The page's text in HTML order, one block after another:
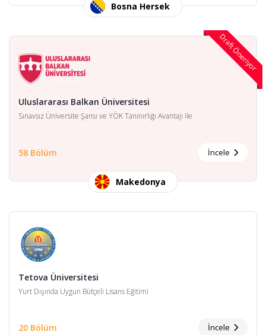
Bosna Hersek
Draft Öneriyor
Uluslararası Balkan Üniversitesi
Sınavsız Üniversite Şansı ve YÖK Tanınırlığı Avantajı ile
58 Bölüm İncele
Makedonya
Tetova Üniversitesi
Yurt Dışında Uygun Bütçeli Lisans Eğitimi
20 Bölüm İncele